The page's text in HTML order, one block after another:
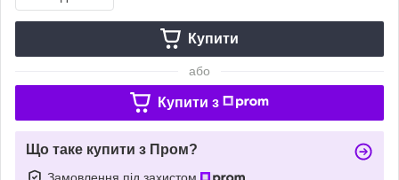
Купити
або
Купити з
Що таке купити з Пром?
Замовлення під захистом